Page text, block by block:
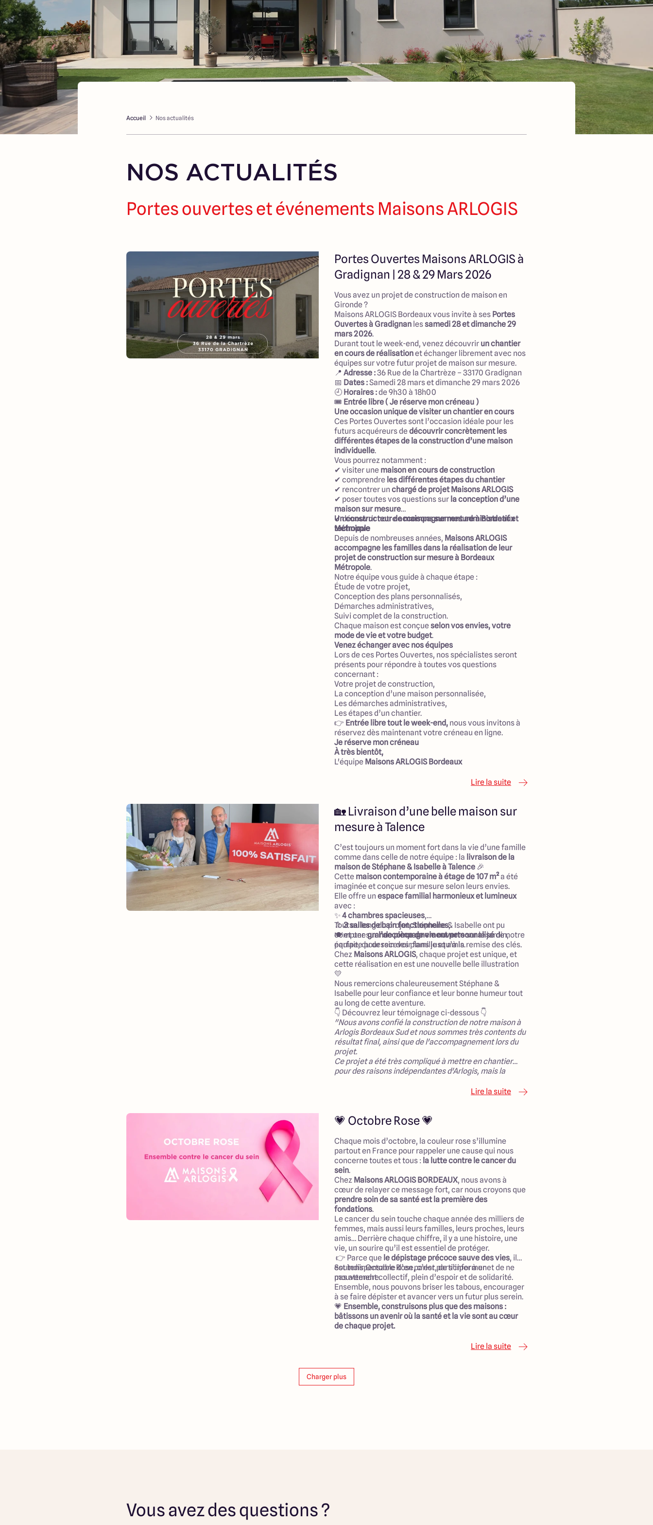
Accueil Nos actualités
NOS ACTUALITÉS
Portes ouvertes et événements Maisons ARLOGIS
Portes Ouvertes Maisons ARLOGIS à
Gradignan | 28 & 29 Mars 2026
Vous avez un projet de construction de maison en
Gironde ?
Maisons ARLOGIS Bordeaux vous invite à ses Portes
Ouvertes à Gradignan lessamedi 28 et dimanche 29
mars 2026.
Durant tout le week-end, venez découvrir un chantier
en cours de réalisationet échanger librement avec nos
équipes sur votre futur projet de maison sur mesure.
📍 Adresse :36 Rue de la Chartrèze – 33170 Gradignan
📅 Dates :Samedi 28 mars et dimanche 29 mars 2026
🕘 Horaires :de 9h30 à 18h00
🎟 Entrée libre ( Je réserve mon créneau )
Une occasion unique de visiter un chantier en cours
Ces Portes Ouvertes sont l’occasion idéale pour les
futurs acquéreurs dedécouvrir concrètement les
différentes étapes de la construction d’une maison
individuelle.
Vous pourrez notamment :
✔ visiter une maison en cours de construction
✔ comprendre les différentes étapes du chantier
✔ rencontrer un chargé de projet Maisons ARLOGIS
✔ poser toutes vos questions sur la conception d’une
maison sur mesure
✔ découvrir notreaccompagnement administratif et
technique
Un constructeur de maisons sur mesure à Bordeaux
Métropole
Depuis de nombreuses années, Maisons ARLOGIS
accompagne les familles dans la réalisation de leur
projet de construction sur mesure à Bordeaux
Métropole.
Notre équipe vous guide à chaque étape :
Étude de votre projet,
Conception des plans personnalisés,
Démarches administratives,
Suivi complet de la construction.
Chaque maison est conçueselon vos envies, votre
mode de vie et votre budget.
Venez échanger avec nos équipes
Lors de ces Portes Ouvertes, nos spécialistes seront
présents pour répondre à toutes vos questions
concernant :
Votre projet de construction,
La conception d’une maison personnalisée,
Les démarches administratives,
Les étapes d’un chantier.
👉 Entrée libre tout le week-end, nous vous invitons à
réservez dès maintenant votre créneau en ligne.
Je réserve mon créneau
À très bientôt,
L'équipe Maisons ARLOGIS Bordeaux
Lire la suite
🏡 Livraison d’une belle maison sur
mesure à Talence
C’est toujours un moment fort dans la vie d’une famille
comme dans celle de notre équipe : la livraison de la
maison de Stéphane & Isabelle à Talence 🎉
Cette maison contemporaine à étage de 107 m²a été
imaginée et conçue sur mesure selon leurs envies.
Elle offre un espace familial harmonieux et lumineux
avec :
✨ 4 chambres spacieuses,
🚿3 salles de bain fonctionnelles,
🍽️ et unegrande pièce de vie ouvertesur le jardin,
parfaite pour recevoir famille et amis.
Tout au long du projet, Stéphane & Isabelle ont pu
compter surl’accompagnement personnaliséde notre
équipe, du dessin des plans jusqu’à la remise des clés.
Chez Maisons ARLOGIS, chaque projet est unique, et
cette réalisation en est une nouvelle belle illustration
💛
Nous remercions chaleureusement Stéphane &
Isabelle pour leur confiance et leur bonne humeur tout
au long de cette aventure.
👇 Découvrez leur témoignage ci-dessous 👇
"Nous avons confié la construction de notre maison à
Arlogis Bordeaux Sud et nous sommes très contents du
résultat final, ainsi que de l'accompagnement lors du
projet.
Ce projet a été très compliqué à mettre en chantier
pour des raisons indépendantes d'Arlogis, mais la
faire et son expérience pour nous aider à débloquer des
L'ensemble de l'équipe est très pro, autant sur le plan
été suivi avec sérieux et pédagogie et dans chaque
situation qui le nécessitait le temps a été pris pour
trouver des solutions.
Les prestations sont de qualité, les artisans sont
sérieux et le chantier s'est déroulé selon le planning
prévu. Merci à Morgane, Caroline et Alexandre pour
leur accompagnement, nous recommandons vivement
leur travail."
Lire la suite
💗 Octobre Rose 💗
Chaque mois d’octobre, la couleur rose s’illumine
partout en France pour rappeler une cause qui nous
concerne toutes et tous : la lutte contre le cancer du
sein.
Chez Maisons ARLOGIS BORDEAUX, nous avons à
cœur de relayer ce message fort, car nous croyons que
prendre soin de sa santé est la première des
fondations.
Le cancer du sein touche chaque année des milliers de
femmes, mais aussi leurs familles, leurs proches, leurs
amis… Derrière chaque chiffre, il y a une histoire, une
vie, un sourire qu’il est essentiel de protéger.
👉 Parce que le dépistage précoce sauve des vies, il
est indispensable d’en parler, de s’informer et de ne
pas attendre.
Soutenir Octobre Rose, c’est participer à un
mouvement collectif, plein d’espoir et de solidarité.
Ensemble, nous pouvons briser les tabous, encourager
à se faire dépister et avancer vers un futur plus serein.
💗 Ensemble, construisons plus que des maisons :
bâtissons un avenir où la santé et la vie sont au cœur
de chaque projet.
Lire la suite
Charger plus
Vous avez des questions ?